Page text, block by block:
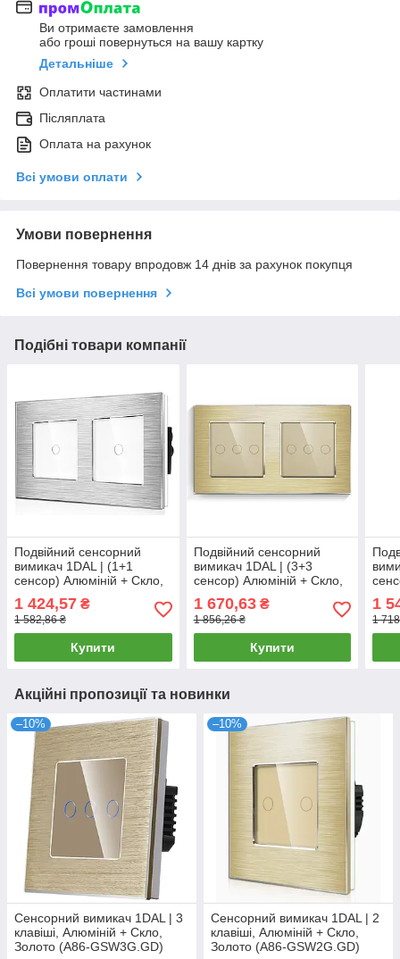
Ви отримаєте замовлення
або гроші повернуться на вашу картку
Детальніше
Оплатити частинами
Післяплата
Оплата на рахунок
Всі умови оплати
Умови повернення
Повернення товару впродовж 14 днів за рахунок покупця
Всі умови повернення
Подібні товари компанії
Подвійний сенсорний
вимикач 1DAL | (1+1
сенсор) Алюміній + Скло,
GSW1GX2.WT)
1 424,57 ₴
1 582,86 ₴
Купити
Подвійний сенсорний
вимикач 1DAL | (3+3
сенсор) Алюміній + Скло,
GSW3GX2.GD)
1 670,63₴
1 856,26 ₴
Купити
1
1
Акційні пропозиції та новинки
–10%
Сенсорний вимикач 1DAL | 3
клавіші, Алюміній + Скло,
Золото (A86-GSW3G.GD)
–10%
Сенсорний вимикач 1DAL | 2
клавіші, Алюміній + Скло,
Золото (A86-GSW2G.GD)